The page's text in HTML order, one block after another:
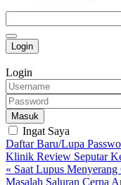
Login
Login
Masuk
Ingat Saya
Daftar Baru/Lupa
Klinik Review Seputar
« Saat Lupus Menyerang
Masalah Saluran Cerna